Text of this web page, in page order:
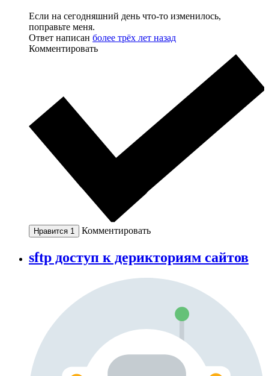
Если на сегодняшний день что-то изменилось,
поправьте меня.
Ответ написан более трёх лет назад
Комментировать
Нравится 1 Комментировать
sftp доступ к дерикториям сайтов